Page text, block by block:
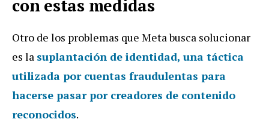
con estas medidas
Otro de los problemas que Meta busca solucionar
es la suplantación de identidad, una táctica
utilizada por cuentas fraudulentas para
hacerse pasar por creadores de contenido
reconocidos.